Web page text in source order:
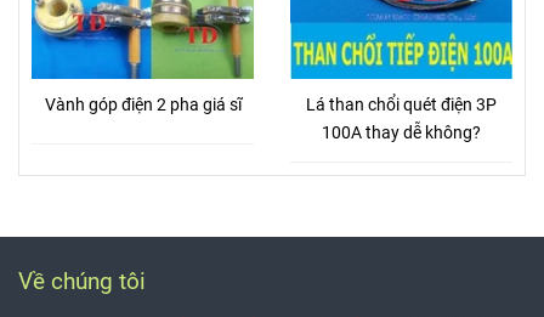
Vành góp điện 2 pha giá sĩ
Lá than chổi quét điện 3P
100A thay dễ không?
Về chúng tôi